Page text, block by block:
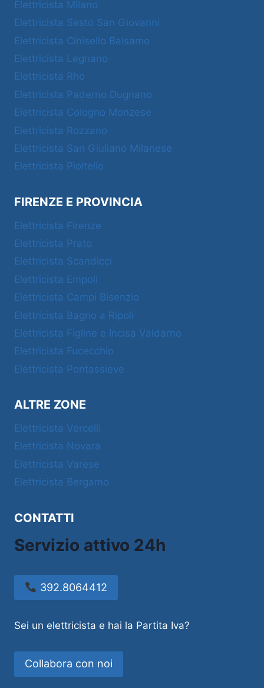
Elettricista Milano
Elettricista Sesto San Giovanni
Elettricista Cinisello Balsamo
Elettricista Legnano
Elettricista Rho
Elettricista Paderno Dugnano
Elettricista Cologno Monzese
Elettricista Rozzano
Elettricista San Giuliano Milanese
Elettricista Pioltello
FIRENZE E PROVINCIA
Elettricista Firenze
Elettricista Prato
Elettricista Scandicci
Elettricista Empoli
Elettricista Campi Bisenzio
Elettricista Bagno a Ripoli
Elettricista Figline e Incisa Valdarno
Elettricista Fucecchio
Elettricista Pontassieve
ALTRE ZONE
Elettricista Vercelli
Elettricista Novara
Elettricista Varese
Elettricista Bergamo
CONTATTI
Servizio attivo 24h
392.8064412
Sei un elettricista e hai la Partita Iva?
Collabora con noi